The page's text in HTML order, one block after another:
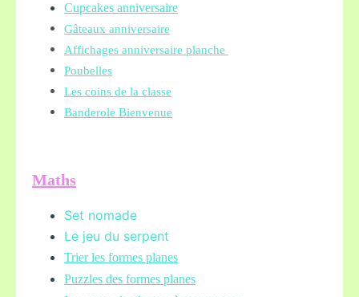
Cupcakes anniversaire
Gâteaux anniversaire
Affichages anniversaire planche
Poubelles
Les coins de la classe
Banderole Bienvenue
Maths
Set nomade
Le jeu du serpent
Trier les formes planes
Puzzles des formes planes